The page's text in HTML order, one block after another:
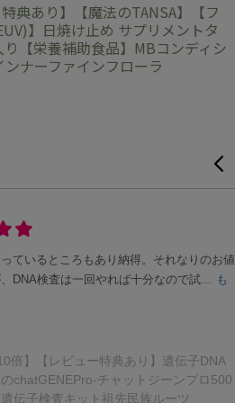
特典あり】【魔法のTANSA】【フ
】日焼け止め サプリメントタ
【栄養補助食品】MBコンディシ
ンナーファインフローラ
ているところもあり納得。それなりのお値
DNA検査は一回やれば十分なので試... も
倍】【レビュー特典あり】遺伝子DNA
chatGENEPro-チャットジーンプロ500
伝子検査キット祖先民族ルーツ